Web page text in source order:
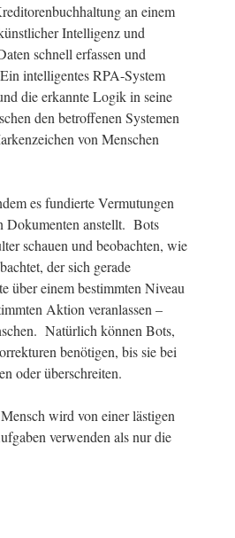
an einem
Intelligenz und
schnell erfassen und
intelligentes RPA-System
die erkannte Logik in seine
den betroffenen Systemen
von Menschen
es fundierte Vermutungen
Dokumenten anstellt. Bots
schauen und beobachten, wie
der sich gerade
über einem bestimmten Niveau
Aktion veranlassen –
Natürlich können Bots,
benötigen, bis sie bei
oder überschreiten.
wird von einer lästigen
verwenden als nur die